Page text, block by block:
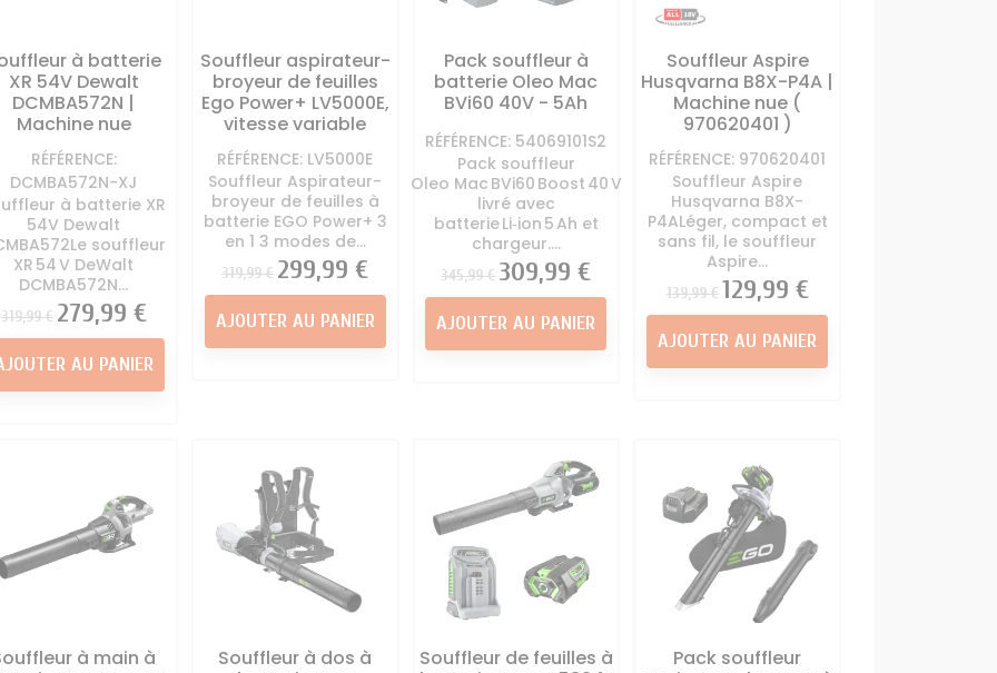
à batterie
XR 54V Dewalt
DCMBA572N |
Machine nue
RÉFÉRENCE:
DCMBA572N-XJ
à batterie XR
54V Dewalt
souffleur
XR 54 V DeWalt
DCMBA572N...
Prix
319,99 € Prix
279,99 €
AU PANIER
Souffleur aspirateur-
broyeur de feuilles
Ego Power+ LV5000E,
vitesse variable
RÉFÉRENCE: LV5000E
Souffleur Aspirateur-
broyeur de feuilles à
batterie EGO Power+ 3
en 1 3 modes de...
Prix
319,99 € Prix
299,99 €
AJOUTER AU PANIER
Pack souffleur à
batterie Oleo Mac
BVi60 40V - 5Ah
RÉFÉRENCE: 54069101S2
Pack souffleur
Oleo Mac BVi60 Boost 40 V
livré avec
batterie Li‑ion 5 Ah et
chargeur....
Prix
345,99 € Prix
309,99 €
AJOUTER AU PANIER
Souffleur Aspire
Husqvarna B8X-P4A |
Machine nue (
970620401 )
RÉFÉRENCE: 970620401
Souffleur Aspire
Husqvarna B8X-
P4ALéger, compact et
sans fil, le souffleur
Aspire...
Prix
139,99 € Prix
129,99 €
AJOUTER AU PANIER
à main à
Souffleur à dos à
Souffleur de feuilles à
Pack souffleur